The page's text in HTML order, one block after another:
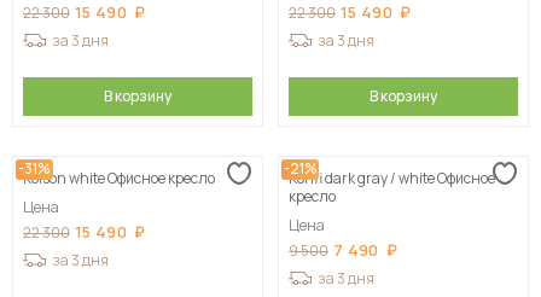
22 300 15 490
за 3 дня
В корзину
22 300 15 490
за 3 дня
В корзину
-31%
Kolson whitе Офисное кресло
Цена
22 300 15 490
за 3 дня
-21%
Konfi dark gray / white Офисное
кресло
Цена
9 500 7 490
за 3 дня